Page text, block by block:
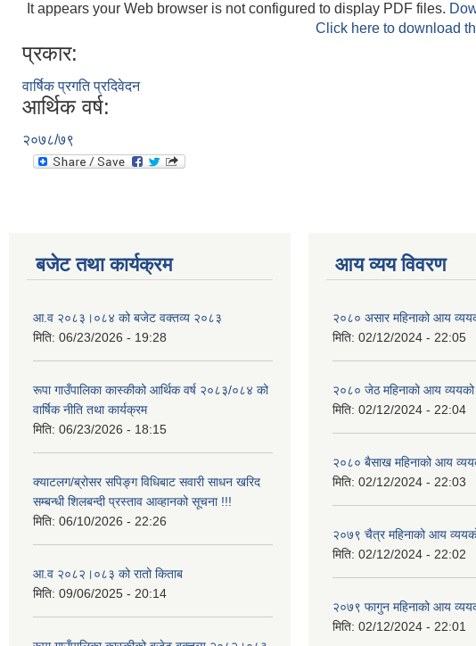
It appears your Web browser is not configured to display PDF files.
Click here to download
प्रकार:
वार्षिक प्रगति प्रदिवेदन
आर्थिक वर्ष:
२०७८/७९
बजेट तथा कार्यक्रम
आ.व २०८३।०८४ को बजेट वक्तव्य २०८३
मिति: 06/23/2026 - 19:28
रूपा गाउँपालिका कास्कीको आर्थिक वर्ष २०८३/०८४ को
वार्षिक नीति तथा कार्यक्रम
मिति: 06/23/2026 - 18:15
क्याटलग/ब्रोसर सपिङ्ग विधिबाट सवारी साधन खरिद
सम्बन्धी शिलबन्दी प्रस्ताव आव्हानको सूचना !!!
मिति: 06/10/2026 - 22:26
आ.व २०८२।०८३ को रातो किताब
मिति: 09/06/2025 - 20:14
आय व्यय विवरण
२०८० असार महिनाको आय
मिति: 02/12/2024 - 22:05
२०८० जेठ महिनाको आय व्ययको
मिति: 02/12/2024 - 22:04
२०८० बैसाख महिनाको आय
मिति: 02/12/2024 - 22:03
२०७९ चैत्र महिनाको आय
मिति: 02/12/2024 - 22:02
२०७९ फागुन महिनाको आय
मिति: 02/12/2024 - 22:01